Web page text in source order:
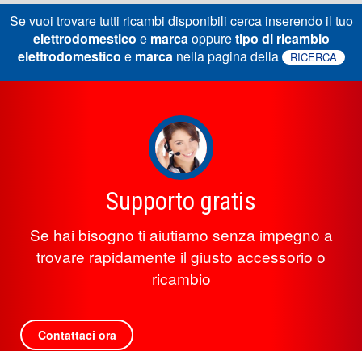
Se vuoi trovare tutti ricambi disponibili cerca inserendo il tuo
elettrodomestico e marcaoppuretipo di ricambio
elettrodomestico e marcanella pagina della RICERCA
Supporto gratis
Se hai bisogno ti aiutiamo senza impegno a
trovare rapidamente il giusto accessorio o
ricambio
Contattaci ora